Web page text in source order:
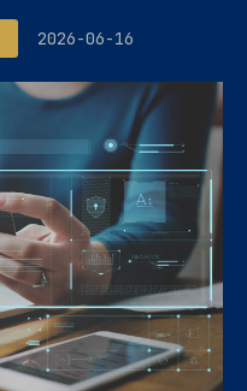
2026-06-16